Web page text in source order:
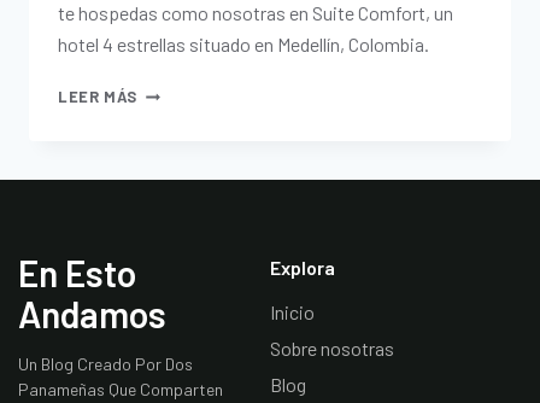
te hospedas como nosotras en Suite Comfort, un
hotel 4 estrellas situado en Medellín, Colombia.
LEER MÁS
En Esto
Andamos
Un Blog Creado Por Dos
Panameñas Que Comparten
Explora
Inicio
Sobre nosotras
Blog